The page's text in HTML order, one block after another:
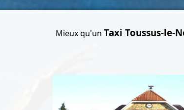
Mieux qu'un Taxi Toussus-le-